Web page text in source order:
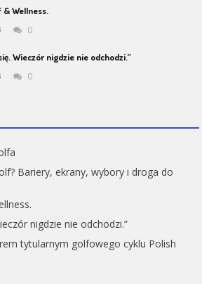
& Wellness.
0
Wieczór nigdzie nie odchodzi.”
0
Bariery, ekrany, wybory i droga do
nigdzie nie odchodzi.”
tytularnym golfowego cyklu Polish